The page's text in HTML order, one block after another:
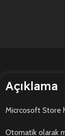
Açıklama
Micrcosoft Store
Otomatik olarak